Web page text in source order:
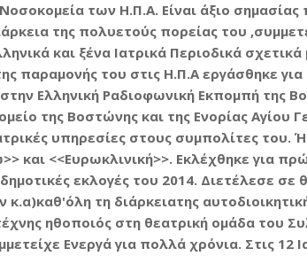
των Η.Π.Α. Είναι άξιο
της πολυετούς πορείας του
και ξένα Ιατρικά Περιοδικά
παραμονής του στις Η.Π.Α εργάσθηκε
Ελληνική Ραδιοφωνική Εκπομπή
της Βοστώνης και της Ενορίας Αγίου
υπηρεσίες στους συμπολίτες του.
και <<Ευρωκλινική>>. Εκλέχθηκε για
εκλογές του 2014. Διετέλεσε
τη διάρκειατης
ηθοποιός στη θεατρική ομάδα του
Ενεργά για πολλά χρόνια. Στις 12